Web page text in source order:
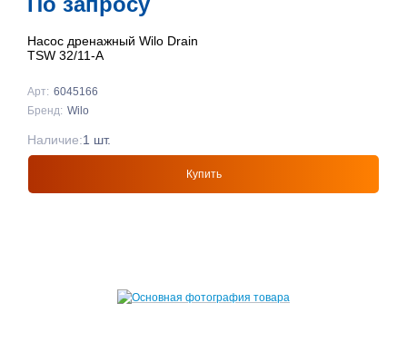
Насос дренажный Wilo Drain
TSW 32/11-A
Арт: 6045166
Бренд: Wilo
Купить
Наличие:1 шт.